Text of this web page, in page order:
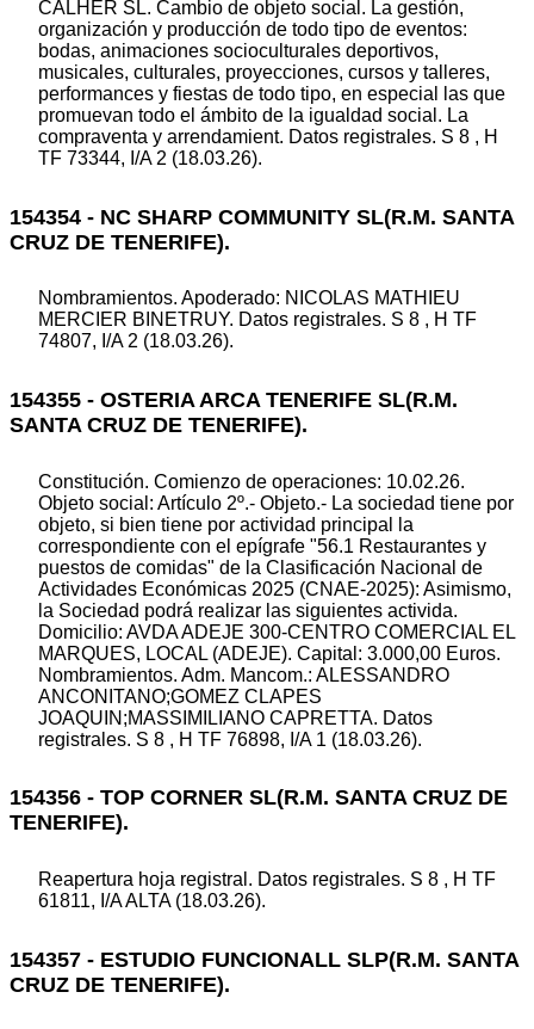
CALHER SL. Cambio de objeto social. La gestión,
organización y producción de todo tipo de eventos:
bodas, animaciones socioculturales deportivos,
musicales, culturales, proyecciones, cursos y talleres,
performances y fiestas de todo tipo, en especial las que
promuevan todo el ámbito de la igualdad social. La
compraventa y arrendamient. Datos registrales. S 8 , H
TF 73344, I/A 2 (18.03.26).
154354 - NC SHARP COMMUNITY SL(R.M. SANTA
CRUZ DE TENERIFE).
Nombramientos. Apoderado: NICOLAS MATHIEU
MERCIER BINETRUY. Datos registrales. S 8 , H TF
74807, I/A 2 (18.03.26).
154355 - OSTERIA ARCA TENERIFE SL(R.M.
SANTA CRUZ DE TENERIFE).
Constitución. Comienzo de operaciones: 10.02.26.
Objeto social: Artículo 2º.- Objeto.- La sociedad tiene por
objeto, si bien tiene por actividad principal la
correspondiente con el epígrafe "56.1 Restaurantes y
puestos de comidas" de la Clasificación Nacional de
Actividades Económicas 2025 (CNAE-2025): Asimismo,
la Sociedad podrá realizar las siguientes activida.
Domicilio: AVDA ADEJE 300-CENTRO COMERCIAL EL
MARQUES, LOCAL (ADEJE). Capital: 3.000,00 Euros.
Nombramientos. Adm. Mancom.: ALESSANDRO
ANCONITANO;GOMEZ CLAPES
JOAQUIN;MASSIMILIANO CAPRETTA. Datos
registrales. S 8 , H TF 76898, I/A 1 (18.03.26).
154356 - TOP CORNER SL(R.M. SANTA CRUZ DE
TENERIFE).
Reapertura hoja registral. Datos registrales. S 8 , H TF
61811, I/A ALTA (18.03.26).
154357 - ESTUDIO FUNCIONALL SLP(R.M. SANTA
CRUZ DE TENERIFE).